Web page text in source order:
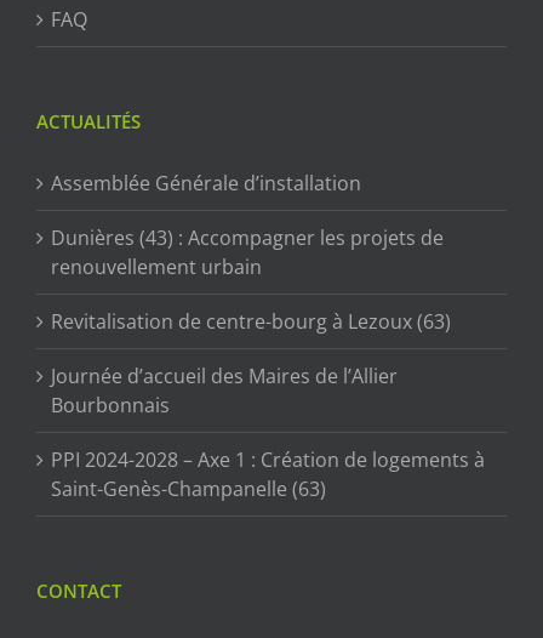
FAQ
ACTUALITÉS
Assemblée Générale d’installation
Dunières (43) : Accompagner les projets de
renouvellement urbain
Revitalisation de centre-bourg à Lezoux (63)
Journée d’accueil des Maires de l’Allier
Bourbonnais
PPI 2024-2028 – Axe 1 : Création de logements à
Saint-Genès-Champanelle (63)
CONTACT